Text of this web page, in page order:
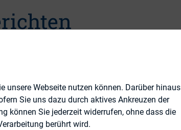
unsere Webseite nutzen können. Darüber hinaus
Sie uns dazu durch aktives Ankreuzen der
können Sie jederzeit widerrufen, ohne dass die
berührt wird.